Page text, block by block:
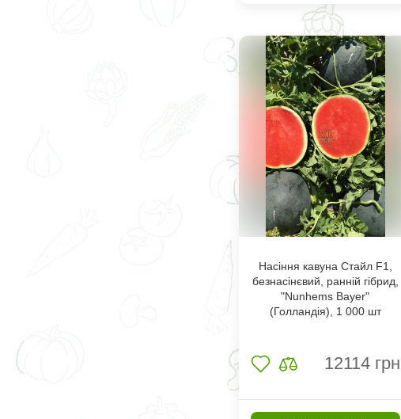
Насіння кавуна Стайл F1,
безнасінєвий, ранній гібрид,
"Nunhems Bayer"
(Голландія), 1 000 шт
12114 грн